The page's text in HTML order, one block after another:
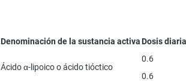
Denominación de la sustancia activaDosis
Ácido α-lipoico o ácido tióctico
0.6
0.6